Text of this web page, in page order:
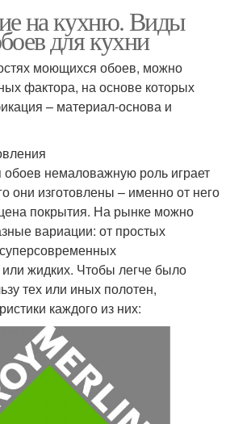
на кухню. Виды
для кухни
моющихся обоев, можно
фактора, на основе которых
– материал-основа и
немаловажную роль играет
они изготовлены – именно от него
покрытия. На рынке можно
вариации: от простых
жидких. Чтобы легче было
тех или иных полотен,
каждого из них: